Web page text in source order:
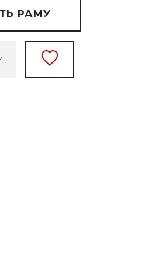
РАМУ